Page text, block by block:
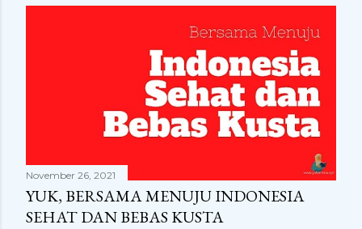
November 26, 2021
YUK, BERSAMA MENUJU INDONESIA
SEHAT DAN BEBAS KUSTA